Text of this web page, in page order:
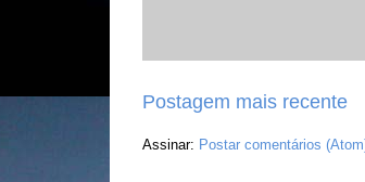
Postagem mais recente
Assinar: Postar comentários